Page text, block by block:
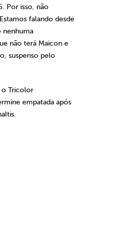
Por isso, não
falando desde
nenhuma
não terá Maicon e
suspenso pelo
o Tricolor
empatada após